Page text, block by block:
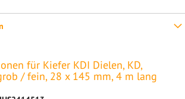
für Kiefer KDI Dielen, KD,
/ fein, 28 x 145 mm, 4 m lang